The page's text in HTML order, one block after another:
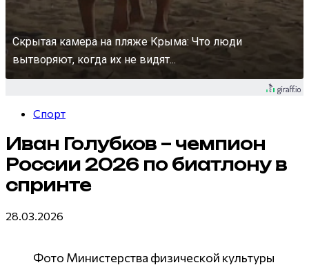
Скрытая камера на пляже Крыма: Что люди
вытворяют, когда их не видят...
Спорт
Иван Голубков – чемпион
России 2026 по биатлону в
спринте
28.03.2026
Фото Министерства физической культуры